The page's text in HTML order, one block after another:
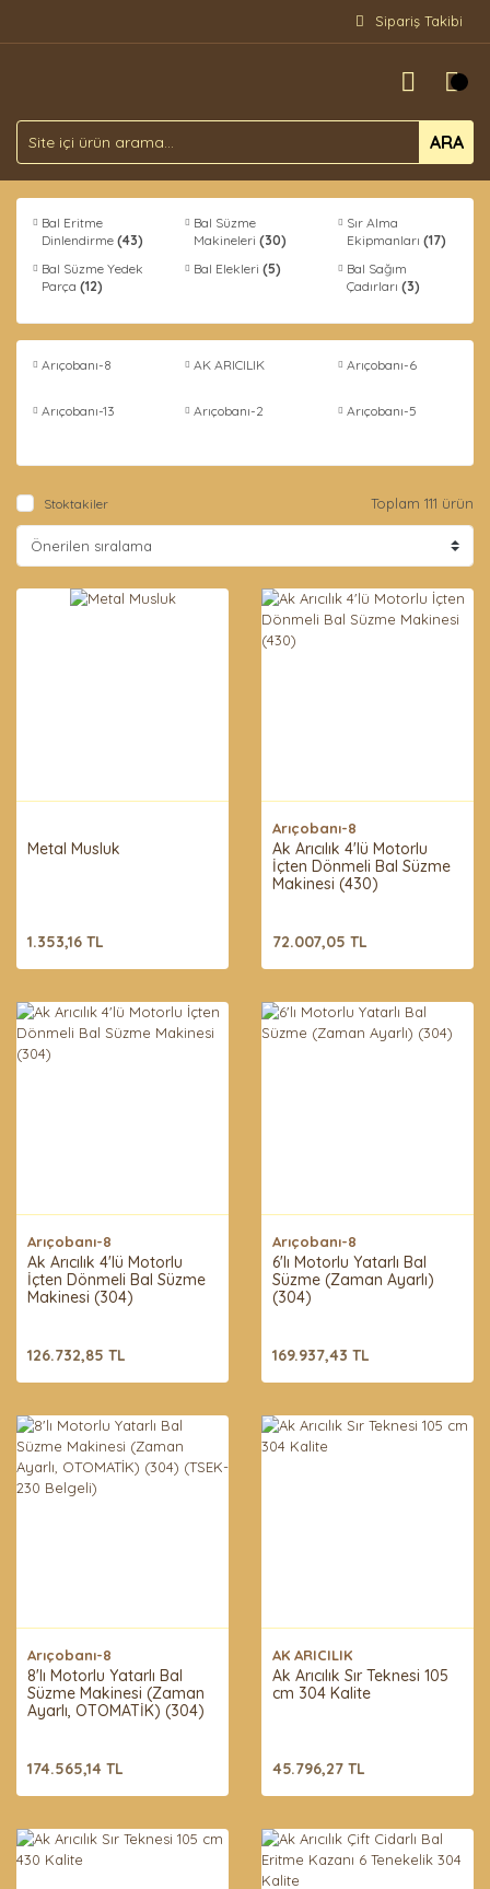
Sipariş Takibi
ARA
Bal Eritme
Dinlendirme (43)
Bal Süzme
Makineleri(30)
Sır Alma
Ekipmanları (17)
Bal Süzme Yedek
Parça (12)
Bal Elekleri(5)
Bal Sağım
Çadırları (3)
Arıçobanı-8 AK ARICILIK Arıçobanı-6
Arıçobanı-13 Arıçobanı-2 Arıçobanı-5
Stoktakiler Toplam 111 ürün
Metal Musluk
1.353,16 TL
Arıçobanı-8
Ak Arıcılık 4'lü Motorlu
İçten Dönmeli Bal Süzme
Makinesi (430)
72.007,05 TL
Arıçobanı-8
Ak Arıcılık 4'lü Motorlu
İçten Dönmeli Bal Süzme
Makinesi (304)
126.732,85 TL
Arıçobanı-8
6'lı Motorlu Yatarlı Bal
Süzme (Zaman Ayarlı)
(304)
169.937,43 TL
Arıçobanı-8
8'lı Motorlu Yatarlı Bal
Süzme Makinesi (Zaman
Ayarlı, OTOMATİK) (304)
174.565,14 TL
AK ARICILIK
Ak Arıcılık Sır Teknesi 105
cm 304 Kalite
45.796,27 TL